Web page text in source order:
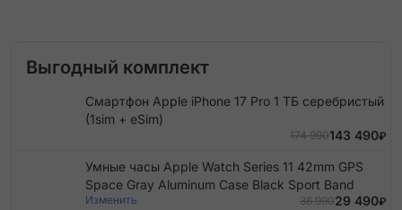
Выгодный комплект
Смартфон Apple iPhone 17 Pro 1 ТБ серебристый
(1sim + eSim)
143 490₽
174 990
Умные часы Apple Watch Series 11 42mm GPS
Space Gray Aluminum Case Black Sport Band
Изменить 29 490₽
36 990